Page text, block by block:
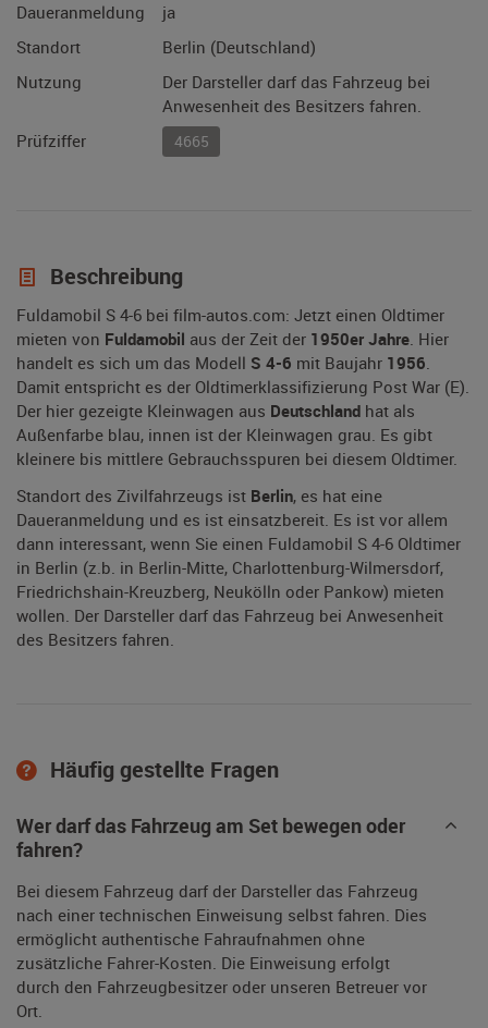
Daueranmeldung
ja
Standort
Berlin (Deutschland)
Nutzung
Der Darsteller darf das Fahrzeug bei
Anwesenheit des Besitzers fahren.
Prüfziffer
4665
Beschreibung
Fuldamobil S 4-6 bei film-autos.com: Jetzt einen Oldtimer
mieten von Fuldamobil aus der Zeit der 1950er Jahre. Hier
handelt es sich um das Modell S 4-6 mit Baujahr 1956.
Damit entspricht es der Oldtimerklassifizierung Post War (E).
Der hier gezeigte Kleinwagen aus Deutschland hat als
Außenfarbe blau, innen ist der Kleinwagen grau. Es gibt
kleinere bis mittlere Gebrauchsspuren bei diesem Oldtimer.
Standort des Zivilfahrzeugs ist Berlin, es hat eine
Daueranmeldung und es ist einsatzbereit. Es ist vor allem
dann interessant, wenn Sie einen Fuldamobil S 4-6 Oldtimer
in Berlin (z.b. in Berlin-Mitte, Charlottenburg-Wilmersdorf,
Friedrichshain-Kreuzberg, Neukölln oder Pankow) mieten
wollen. Der Darsteller darf das Fahrzeug bei Anwesenheit
des Besitzers fahren.
Häufig gestellte Fragen
Wer darf das Fahrzeug am Set bewegen oder
fahren?
Bei diesem Fahrzeug darf der Darsteller das Fahrzeug
nach einer technischen Einweisung selbst fahren. Dies
ermöglicht authentische Fahraufnahmen ohne
zusätzliche Fahrer-Kosten. Die Einweisung erfolgt
durch den Fahrzeugbesitzer oder unseren Betreuer vor
Ort.